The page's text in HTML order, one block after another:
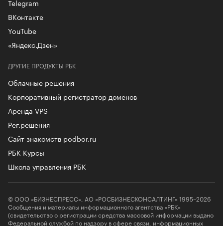
ДРУГИЕ ПРОДУКТЫ РБК
Облачные решения
Корпоративный регистратор доменов
Аренда VPS
Рег.решения
Сайт знакомств podbor.ru
РБК Курсы
Школа управления РБК
Telegram
ВКонтакте
YouTube
«Яндекс.Дзен»
© ООО «БИЗНЕСПРЕСС», АО «РОСБИЗНЕСКОНСАЛТИНГ» 1995–2026
Сообщения и материалы информационного агентства «РБК»
(свидетельство о регистрации средства массовой информации выдано
Федеральной службой по надзору в сфере связи, информационных